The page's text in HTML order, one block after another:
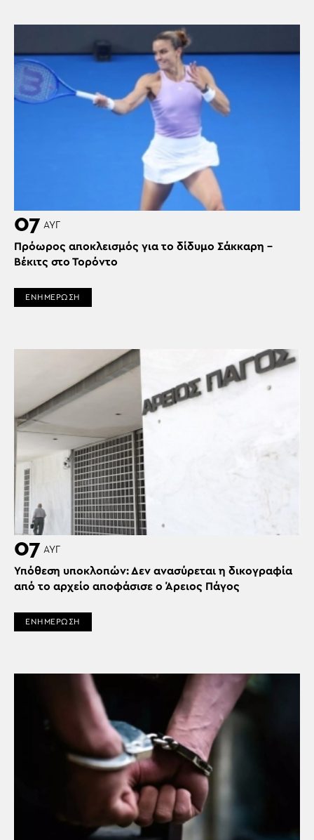
07 ΑΥΓ
Πρόωρος αποκλεισμός για το δίδυμο Σάκκαρη –
Βέκιτς στο Τορόντο
ΕΝΗΜΕΡΩΣΗ
07 ΑΥΓ
Υπόθεση υποκλοπών: Δεν ανασύρεται η δικογραφία
από το αρχείο αποφάσισε ο Άρειος Πάγος
ΕΝΗΜΕΡΩΣΗ